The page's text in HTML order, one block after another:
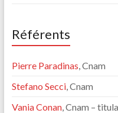
Référents
Pierre Paradinas, Cnam
Stefano Secci, Cnam
Vania Conan, Cnam –